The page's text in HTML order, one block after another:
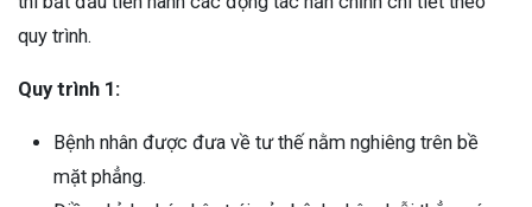
quy trình.
Quy trình 1:
Bệnh nhân được đưa về tư thế nằm nghiêng trên bề
mặt phẳng.